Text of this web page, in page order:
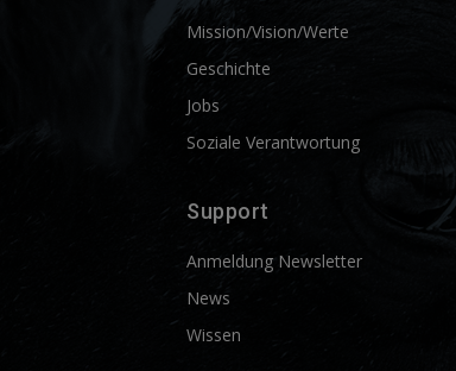
Mission/Vision/Werte
Geschichte
Jobs
Soziale Verantwortung
Support
Anmeldung Newsletter
News
Wissen